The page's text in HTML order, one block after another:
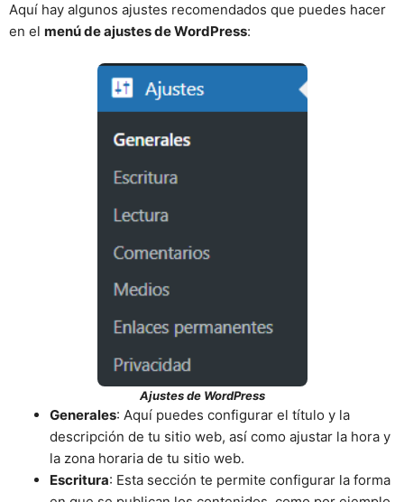
Aquí hay algunos ajustes recomendados que puedes hacer
en el menú de ajustes de WordPress:
Ajustes de WordPress
Generales: Aquí puedes configurar el título y la
descripción de tu sitio web, así como ajustar la hora y
la zona horaria de tu sitio web.
Escritura: Esta sección te permite configurar la forma